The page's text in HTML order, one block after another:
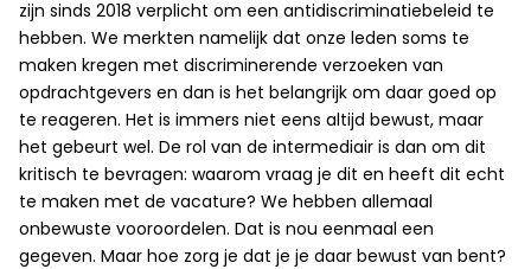
zijn sinds 2018 verplicht om een antidiscriminatiebeleid te
hebben. We merkten namelijk dat onze leden soms te
maken kregen met discriminerende verzoeken van
opdrachtgevers en dan is het belangrijk om daar goed op
te reageren. Het is immers niet eens altijd bewust, maar
het gebeurt wel. De rol van de intermediair is dan om dit
kritisch te bevragen: waarom vraag je dit en heeft dit echt
te maken met de vacature? We hebben allemaal
onbewuste vooroordelen. Dat is nou eenmaal een
gegeven. Maar hoe zorg je dat je je daar bewust van bent?